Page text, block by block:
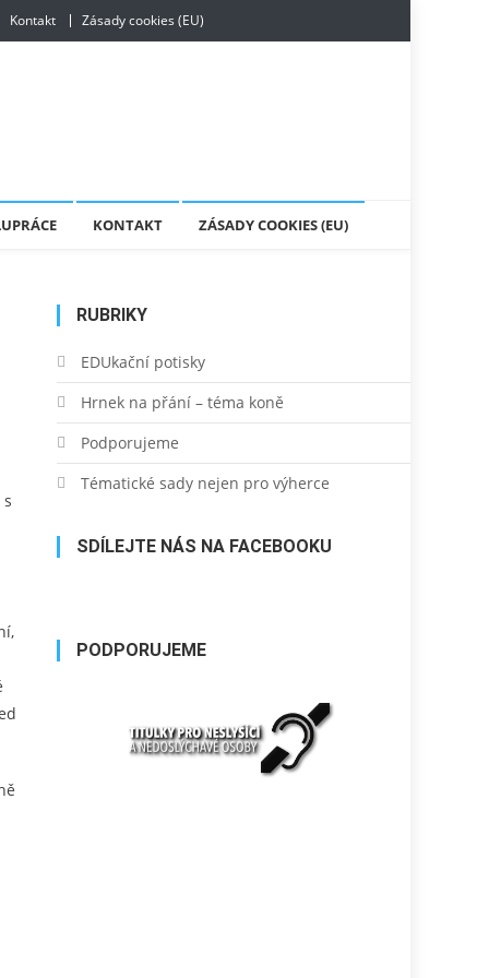
Kontakt Zásady cookies (EU)
KONTAKT ZÁSADY COOKIES (EU)
RUBRIKY
EDUkační potisky
Hrnek na přání – téma koně
Podporujeme
Tématické sady nejen pro výherce
SDÍLEJTE NÁS NA FACEBOOKU
PODPORUJEME